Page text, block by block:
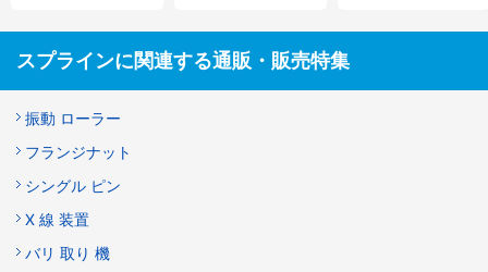
スプラインに関連する通販・販売特集
振動 ローラー
フランジナット
シングル ピン
X 線 装置
バリ 取り 機